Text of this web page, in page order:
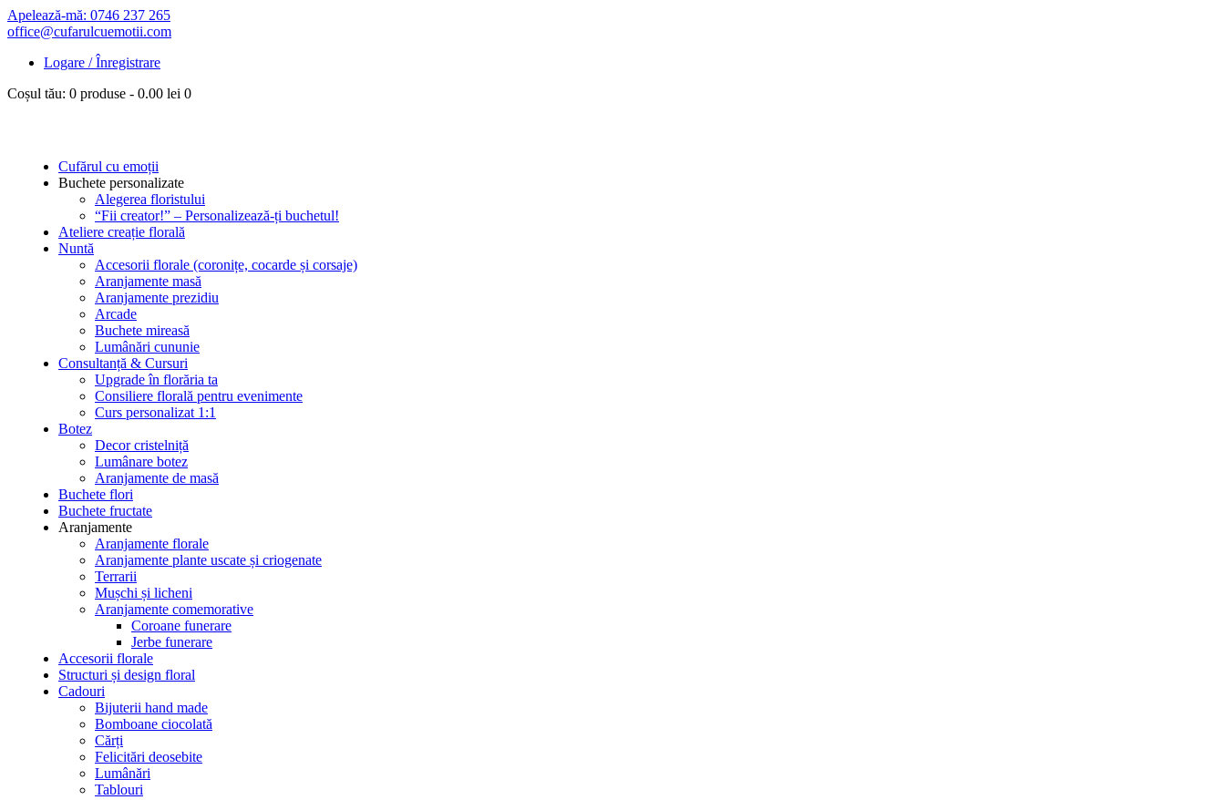
Apelează-mă: 0746 237 265
office@cufarulcuemotii.com
Logare / Înregistrare
Coșul tău: 0 produse - 0.00 lei 0
Cufărul cu emoții
Buchete personalizate
Alegerea floristului
“Fii creator!” – Personalizează-ți buchetul!
Ateliere creație florală
Nuntă
Accesorii florale (coronițe, cocarde și corsaje)
Aranjamente masă
Aranjamente prezidiu
Arcade
Buchete mireasă
Lumânări cununie
Consultanță & Cursuri
Upgrade în florăria ta
Consiliere florală pentru evenimente
Curs personalizat 1:1
Botez
Decor cristelniță
Lumânare botez
Aranjamente de masă
Buchete flori
Buchete fructate
Aranjamente
Aranjamente florale
Aranjamente plante uscate și criogenate
Terrarii
Mușchi și licheni
Aranjamente comemorative
Coroane funerare
Jerbe funerare
Accesorii florale
Structuri și design floral
Cadouri
Bijuterii hand made
Bomboane ciocolată
Cărți
Felicitări deosebite
Lumânări
Tablouri